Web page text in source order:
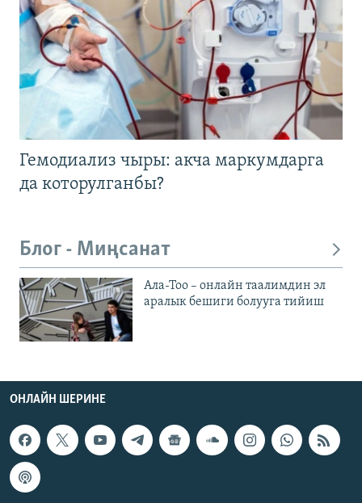
Гемодиализ чыры: акча маркумдарга
да которулганбы?
Блог - Миңсанат
Ала-Тоо – онлайн таалимдин эл
аралык бешиги болууга тийиш
ОНЛАЙН ШЕРИНЕ